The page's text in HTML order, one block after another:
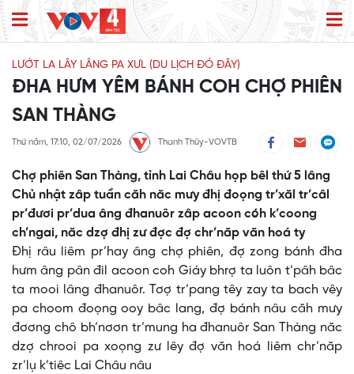
LƯỚT LA LÂY LÂNG PA XƯL (DU LỊCH ĐÓ ĐÂY)
ĐHA HƯM YÊM BÁNH COH CHỢ PHIÊN
SAN THÀNG
Thứ năm, 17:10, 02/07/2026 Thanh Thủy-VOVTB
Chợ phiên San Thàng, tỉnh Lai Châu họp bêl thứ 5 lâng
Chủ nhật zâp tuần căh năc mưy đhị đoọng tr’xăl tr’câl
pr’đươi pr’dua âng đhanuôr zâp acoon cóh k’coong
ch’ngai, năc dzợ đhị zư đợc đợ chr’năp văn hoá ty
Đhị râu liêm pr’hay âng chợ phiên, đợ zong bánh đha
hưm âng pân đil acoon coh Giáy bhrợ ta luôn t’pâh bâc
ta mooi lâng đhanuôr. Tơợ tr’pang têy zay ta bach vêy
pa choom đoọng ooy bâc lang, đợ bánh nâu căh mưy
đơơng chô bh’nơơn tr’mung ha đhanuôr San Thàng năc
dzợ chrooi pa xoọng zư lêy đợ văn hoá liêm chr’năp
zr’lụ k’tiêc Lai Châu nâu